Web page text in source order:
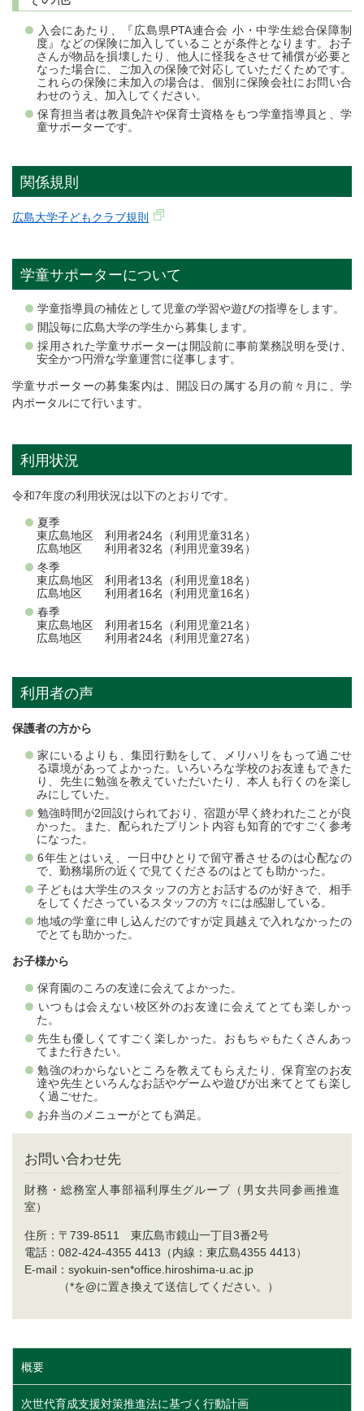
入会にあたり、『広島県PTA連合会 小・中学生総合保障制
度』などの保険に加入していることが条件となります。お子
さんが物品を損壊したり、他人に怪我をさせて補償が必要と
なった場合に、ご加入の保険で対応していただくためです。
これらの保険に未加入の場合は、個別に保険会社にお問い合
わせのうえ、加入してください。
保育担当者は教員免許や保育士資格をもつ学童指導員と、学
童サポーターです。
関係規則
広島大学子どもクラブ規則
学童サポーターについて
学童指導員の補佐として児童の学習や遊びの指導をします。
開設毎に広島大学の学生から募集します。
採用された学童サポーターは開設前に事前業務説明を受け、
安全かつ円滑な学童運営に従事します。
学童サポーターの募集案内は、開設日の属する月の前々月に、学
内ポータルにて行います。
利用状況
令和7年度の利用状況は以下のとおりです。
夏季
東広島地区 利用者24名（利用児童31名）
広島地区 利用者32名（利用児童39名）
冬季
東広島地区 利用者13名（利用児童18名）
広島地区 利用者16名（利用児童16名）
春季
東広島地区 利用者15名（利用児童21名）
広島地区 利用者24名（利用児童27名）
利用者の声
保護者の方から
家にいるよりも、集団行動をして、メリハリをもって過ごせ
る環境があってよかった。いろいろな学校のお友達もできた
り、先生に勉強を教えていただいたり、本人も行くのを楽し
みにしていた。
勉強時間が2回設けられており、宿題が早く終われたことが良
かった。また、配られたプリント内容も知育的ですごく参考
になった。
6年生とはいえ、一日中ひとりで留守番させるのは心配なの
で、勤務場所の近くで見てくださるのはとても助かった。
子どもは大学生のスタッフの方とお話するのが好きで、相手
をしてくださっているスタッフの方々には感謝している。
地域の学童に申し込んだのですが定員越えで入れなかったの
でとても助かった。
お子様から
保育園のころの友達に会えてよかった。
いつもは会えない校区外のお友達に会えてとても楽しかっ
た。
先生も優しくてすごく楽しかった。おもちゃもたくさんあっ
てまた行きたい。
勉強のわからないところを教えてもらえたり、保育室のお友
達や先生といろんなお話やゲームや遊びが出来てとても楽し
く過ごせた。
お弁当のメニューがとても満足。
お問い合わせ先
財務・総務室人事部福利厚生グループ（男女共同参画推進
室）
住所：〒739-8511 東広島市鏡山一丁目3番2号
電話：082-424-4355 4413（内線：東広島4355 4413）
E-mail：syokuin-sen*office.hiroshima-u.ac.jp
（*を@に置き換えて送信してください。）
概要
次世代育成支援対策推進法に基づく行動計画